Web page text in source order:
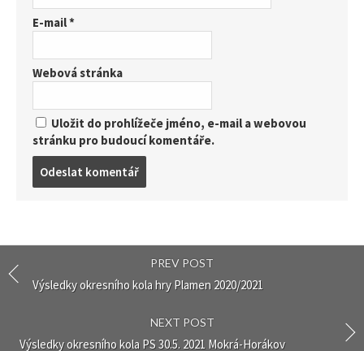
E-mail*
Webová stránka
Uložit do prohlížeče jméno, e-mail a webovou
stránku pro budoucí komentáře.
PREV POST
Výsledky okresního kola hry Plamen 2020/2021
NEXT POST
Výsledky okresního kola PS 30.5. 2021 Mokrá-Horákov